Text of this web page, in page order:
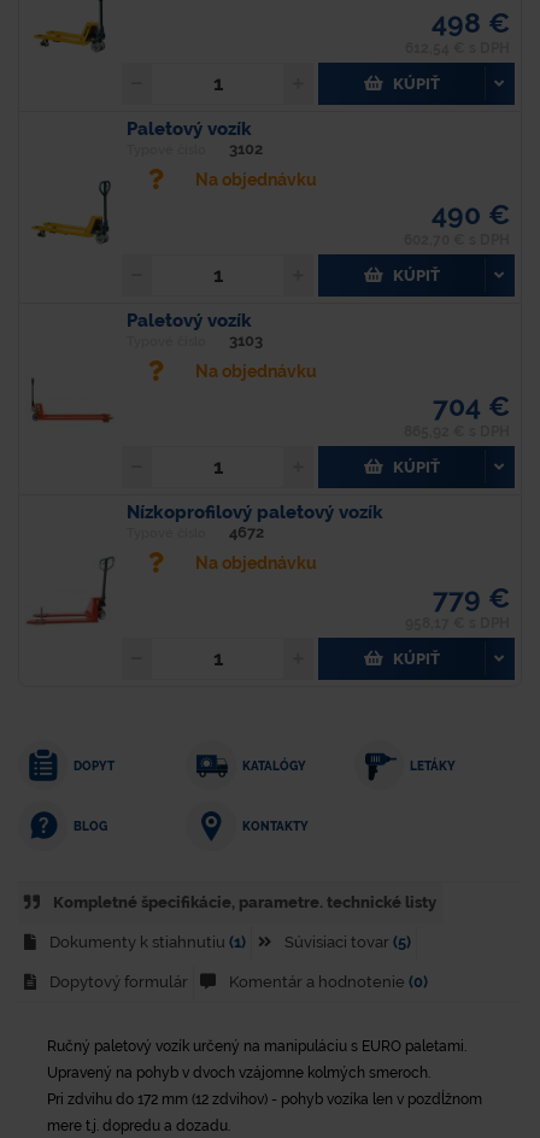
498 €
KÚPIŤ
Paletový vozík
3102
Na objednávku
490 €
KÚPIŤ
Paletový vozík
3103
Na objednávku
704 €
KÚPIŤ
Nízkoprofilový paletový vozík
4672
Na objednávku
779 €
KÚPIŤ
DOPYT KATALÓGY LETÁKY
BLOG KONTAKTY
Kompletné špecifikácie, parametre. technické listy
Dokumenty k stiahnutiu (1) Súvisiaci tovar (5)
Dopytový formulár Komentár a hodnotenie (0)
Ručný paletový vozík určený na manipuláciu s EURO paletami.
Upravený na pohyb v dvoch vzájomne kolmých smeroch.
Pri zdvihu do 172 mm (12 zdvihov) - pohyb vozíka len v pozdĺžnom
mere t.j. dopredu a dozadu.